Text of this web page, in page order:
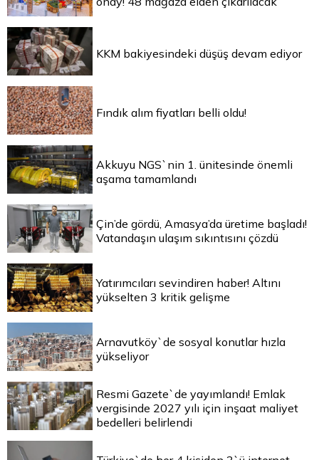
KKM bakiyesindeki düşüş devam ediyor
Fındık alım fiyatları belli oldu!
Akkuyu NGS`nin 1. ünitesinde önemli
aşama tamamlandı
Çin’de gördü, Amasya’da üretime başladı!
Vatandaşın ulaşım sıkıntısını çözdü
Yatırımcıları sevindiren haber! Altını
yükselten 3 kritik gelişme
Arnavutköy`de sosyal konutlar hızla
yükseliyor
Resmi Gazete`de yayımlandı! Emlak
vergisinde 2027 yılı için inşaat maliyet
bedelleri belirlendi